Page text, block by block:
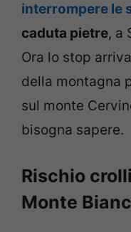
interrompere le
caduta pietre, a
Ora lo stop
della montagna
sul monte
bisogna sapere.
Rischio
Monte